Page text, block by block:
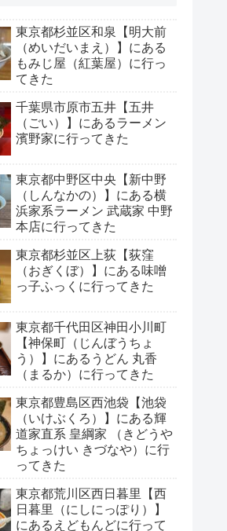
東京都杉並区和泉【明大前
（めいだいまえ）】にある
もみじ屋（紅葉屋）に行っ
てきた
千葉県市原市五井【五井
（ごい）】にあるラーメン
濱野家に行ってきた
東京都中野区中央【新中野
（しんなかの）】にある横
浜家系ラーメン 武蔵家 中野
本店に行ってきた
東京都杉並区上荻【荻窪
（おぎくぼ）】にある味噌
っ子ふっくに行ってきた
東京都千代田区神田小川町
【神保町（じんぼうちょ
う）】にあるうどん 丸香
（まるか）に行ってきた
東京都豊島区西池袋【池袋
（いけぶくろ）】にある輝
道家直系 皇綱家 （きどうや
ちょっけい きづなや）に行
ってきた
東京都荒川区西日暮里【西
日暮里（にしにっぽり）】
にあるえどもんどに行って